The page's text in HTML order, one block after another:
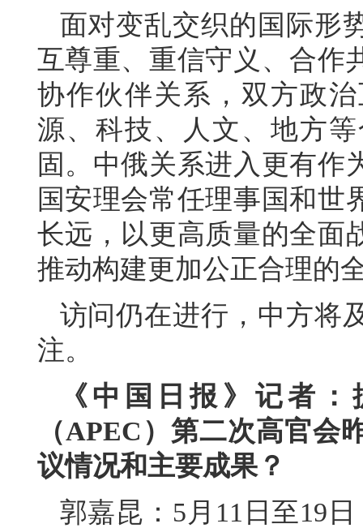
面对变乱交织的国际形
互尊重、重信守义、合作
协作伙伴关系，双方政
源、科技、人文、地方
固。中俄关系进入更有作
国安理会常任理事国和世
长远，以更高质量的全面
推动构建更加公正合理的
访问仍在进行，中方将
注。
《中国日报》记者
（APEC）第二次高官会
议情况和主要成果？
郭嘉昆：5月11日至19